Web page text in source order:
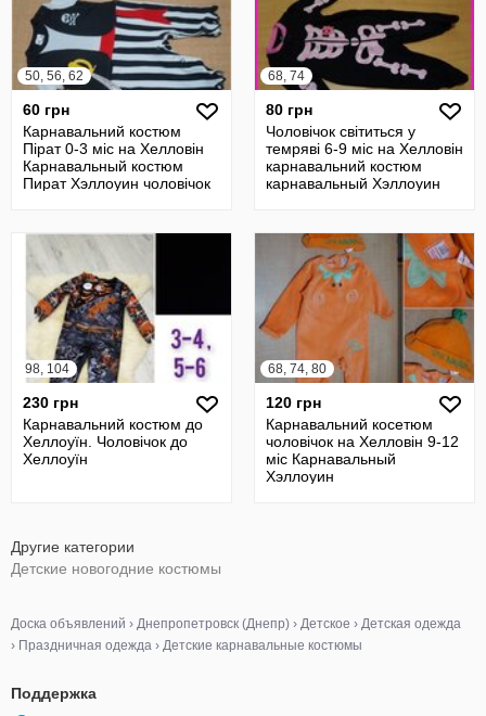
50, 56, 62
60 грн
Карнавальний костюм
Пірат 0-3 міс на Хелловін
Карнавальный костюм
Пират Хэллоуин чоловічок
68, 74
80 грн
Чоловічок світиться у
темряві 6-9 міс на Хелловін
карнавальний костюм
карнавальный Хэллоуин
98, 104
230 грн
Карнавальний костюм до
Хеллоуїн. Чоловічок до
Хеллоуїн
68, 74, 80
120 грн
Карнавальний косетюм
чоловічок на Хелловін 9-12
міс Карнавальный
Хэллоуин
Другие категории
Детские новогодние костюмы
Доска объявлений › Днепропетровск (Днепр) › Детское › Детская одежда
› Праздничная одежда › Детские карнавальные костюмы
Поддержка